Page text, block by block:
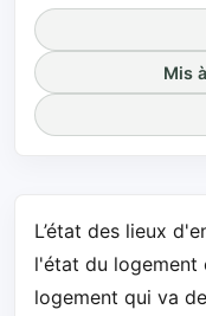
Mis
L’état des lieux
l'état du logement
logement qui va